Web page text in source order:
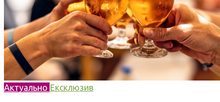
Актуально Ексклюзив